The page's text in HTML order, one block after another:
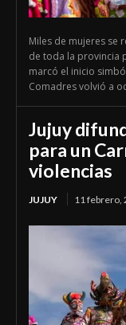
Miles de mujeres se
de toda la provincia
marcó el inicio
Comadres volvió a
Jujuy
para un
violencias
JUJUY 11 febrero,